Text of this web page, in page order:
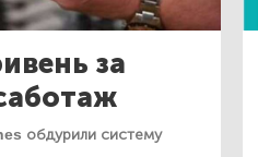
за
обдурили систему